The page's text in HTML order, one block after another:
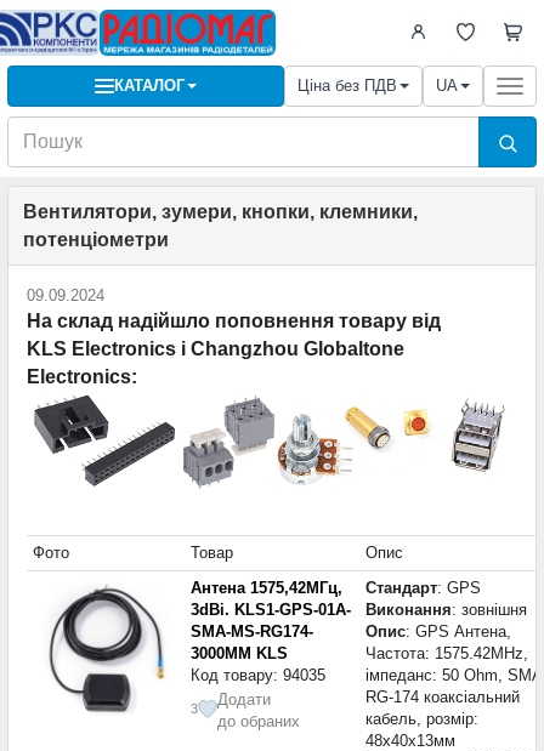
КАТАЛОГ Ціна без ПДВ UA
Вентилятори, зумери, кнопки, клемники,
потенціометри
09.09.2024
На склад надійшло поповнення товару від
KLS Electronics і Changzhou Globaltone
Electronics:
Фото Товар
Опис
Антена 1575,42МГц,
3dBi. KLS1-GPS-01A-
SMA-MS-RG174-
3000MM KLS
Код товару: 94035
3
Додати
до обраних
Стандарт: GPS
Виконання: зовнішня
Опис: GPS Антена,
Частота: 1575.42MHz,
імпеданс: 50 Ohm,
RG-174 коаксіальний
кабель, розмір:
48x40x13мм